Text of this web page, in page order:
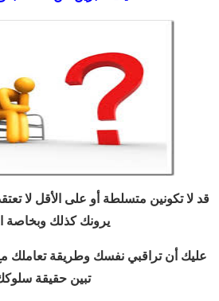
قد لا تكونين متسلطة أو على الأقل لا
يرونك كذلك وبخاصة
عليك أن تراقبي نفسك وطريقة تعاملك
تبين حقيقة